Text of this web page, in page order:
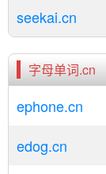
seekai.cn
字母单词.cn
ephone.cn
edog.cn